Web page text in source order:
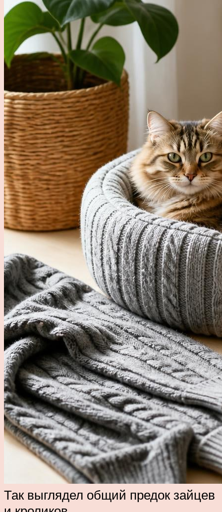
Так выглядел общий предок зайцев